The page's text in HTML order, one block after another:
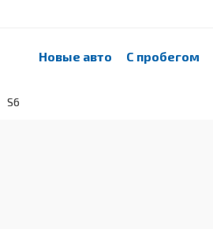
Новые авто С пробегом
S6